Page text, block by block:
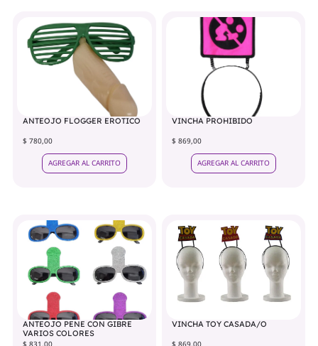
ANTEOJO FLOGGER EROTICO
$ 780,00
AGREGAR AL CARRITO
VINCHA PROHIBIDO
$ 869,00
AGREGAR AL CARRITO
ANTEOJO PENE CON GIBRE
VARIOS COLORES
$ 831,00
VINCHA TOY CASADA/O
$ 869,00